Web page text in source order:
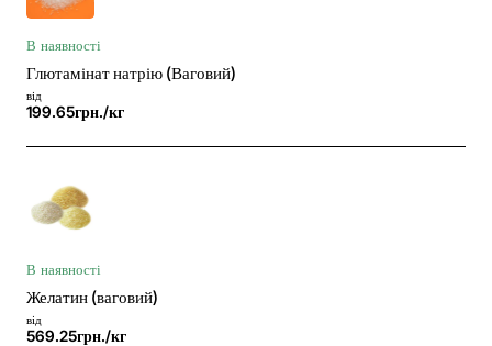
В наявності
Глютамінат натрію (Ваговий)
від
199.65грн./кг
В наявності
Желатин (ваговий)
від
569.25грн./кг